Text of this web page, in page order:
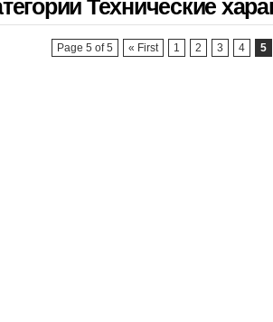
Технические
Page 5 of 5 « First 1 2 3 4 5